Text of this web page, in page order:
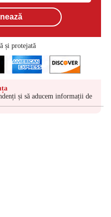
și protejată
și să aducem informații de